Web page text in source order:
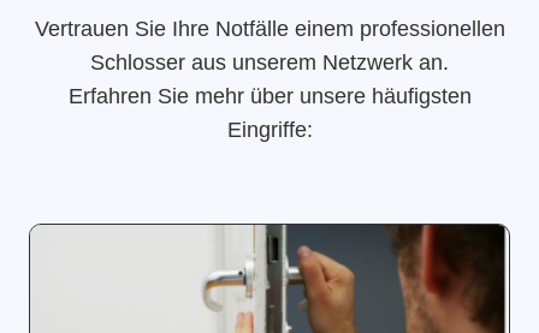
Vertrauen Sie Ihre Notfälle einem professionellen
Schlosser aus unserem Netzwerk an.
Erfahren Sie mehr über unsere häufigsten
Eingriffe: